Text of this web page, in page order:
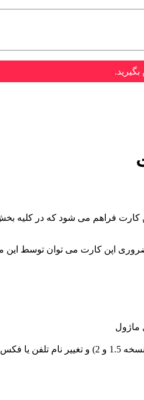
کارت فراهم می شود که در کلیه
اپن کارت می توان توسط این
ماژول
ویکیومد